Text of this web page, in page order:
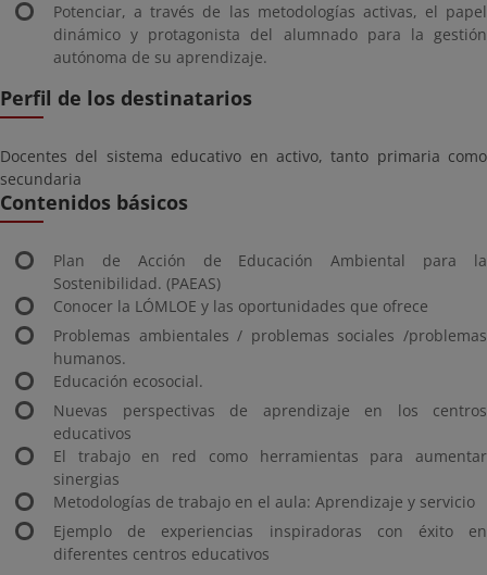
Potenciar, a través de las metodologías activas, el papel
dinámico y protagonista del alumnado para la gestión
autónoma de su aprendizaje.
Perfil de los destinatarios
Docentes del sistema educativo en activo, tanto primaria como
secundaria
Contenidos básicos
Plan de Acción de Educación Ambiental para la
Sostenibilidad. (PAEAS)
Conocer la LÓMLOE y las oportunidades que ofrece
Problemas ambientales / problemas sociales /problemas
humanos.
Educación ecosocial.
Nuevas perspectivas de aprendizaje en los centros
educativos
El trabajo en red como herramientas para aumentar
sinergias
Metodologías de trabajo en el aula: Aprendizaje y servicio
Ejemplo de experiencias inspiradoras con éxito en
diferentes centros educativos